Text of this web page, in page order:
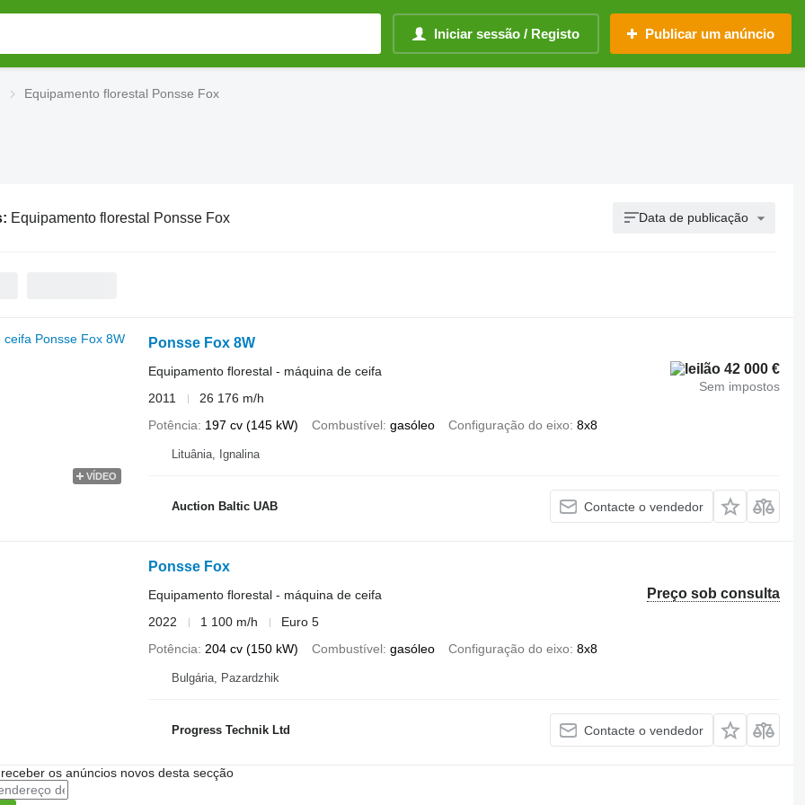
Iniciar sessão / Registo Publicar um anúncio
Equipamento florestal Ponsse Fox
Equipamento florestal Ponsse Fox Data de publicação
VÍDEO
Ponsse Fox 8W
42 000 €
Sem impostos
Equipamento florestal - máquina de ceifa
2011
26 176 m/h
Potência
197 cv (145 kW) Combustível gasóleo Configuração do eixo 8x8
Lituânia, Ignalina
Auction Baltic UAB Contacte o vendedor
Ponsse Fox
Preço sob consulta
Equipamento florestal - máquina de ceifa
2022
1 100 m/h
Euro 5
Potência
204 cv (150 kW) Combustível gasóleo Configuração do eixo 8x8
Bulgária, Pazardzhik
Progress Technik Ltd Contacte o vendedor
os anúncios novos desta secção